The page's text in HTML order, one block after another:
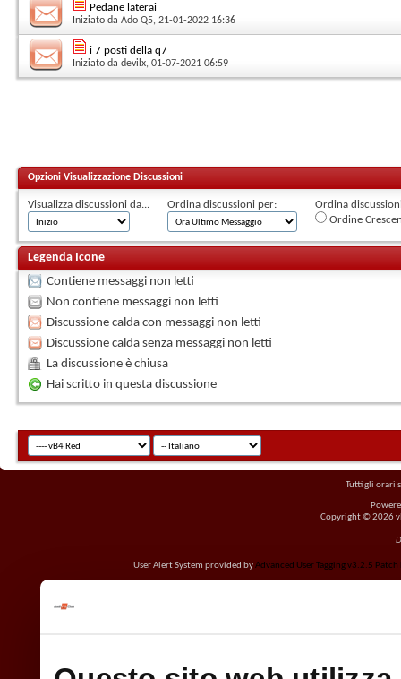
Pedane laterai
Iniziato da Ado Q5, 21-01-2022 16:36
i 7 posti della q7
Iniziato da devilx, 01-07-2021 06:59
Opzioni Visualizzazione Discussioni
Visualizza discussioni da... Ordina discussioni per:
Ordina
Ordine
Legenda Icone
Contiene messaggi non letti
Non contiene messaggi non letti
Discussione calda con messaggi non letti
Discussione calda senza messaggi non letti
La discussione è chiusa
Hai scritto in questa discussione
Tutti gli orari
Copyright © 2026
User Alert System provided byAdvanced User Tagging v3.2.5 Patch